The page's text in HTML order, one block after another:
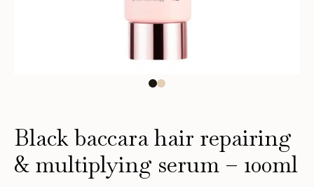
Black baccara hair repairing
& multiplying serum – 100ml